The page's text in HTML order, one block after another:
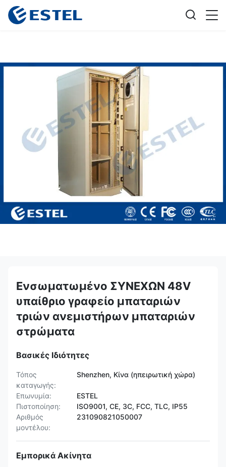
Ενσωματωμένο ΣΥΝΕΧΩΝ 48V
υπαίθριο γραφείο μπαταριών
τριών ανεμιστήρων μπαταριών
στρώματα
Βασικές Ιδιότητες
Τόπος
καταγωγής:
Shenzhen, Κίνα (ηπειρωτική χώρα)
Επωνυμία:
ESTEL
Πιστοποίηση:
ISO9001, CE, 3C, FCC, TLC, IP55
Αριθμός
μοντέλου:
231090821050007
Εμπορικά Ακίνητα